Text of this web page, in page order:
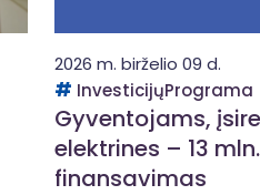
2026 m. birželio 09 d.
InvesticijųPrograma
Gyventojams,
elektrines – 13
finansavimas